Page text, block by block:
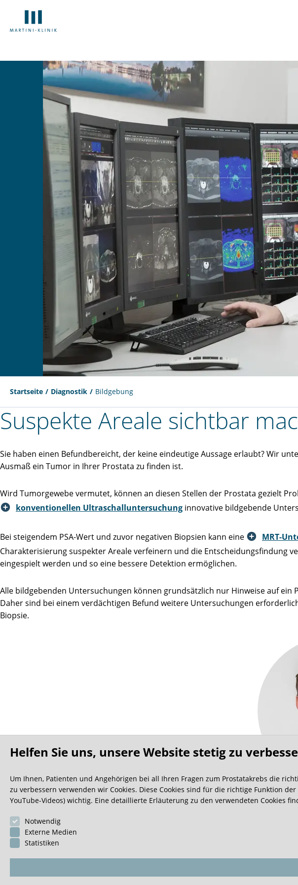
Startseite Diagnostik Bildgebung
Suspekte Areale sichtbar
Sie haben einen Befundbereicht, der keine eindeutige Aussage erlaubt? Wir
Ausmaß ein Tumor in Ihrer Prostata zu finden ist.
Wird Tumorgewebe vermutet, können an diesen Stellen der Prostata gezielt
konventionellen Ultraschalluntersuchung innovative bildgebende
Bei steigendem PSA-Wert und zuvor negativen Biopsien kann eine MRT-
Charakterisierung suspekter Areale verfeinern und die Entscheidungsfindung
eingespielt werden und so eine bessere Detektion ermöglichen.
Alle bildgebenden Untersuchungen können grundsätzlich nur Hinweise auf
Daher sind bei einem verdächtigen Befund weitere Untersuchungen
Biopsie.
Durch dieses Thema begleitet Sie
Prof. Dr. Georg Salomon
Mitglied der Faculty
Helfen Sie uns, unsere Website stetig zu
Um Ihnen, Patienten und Angehörigen bei all Ihren Fragen zum Prostatakrebs die
zu verbessern verwenden wir Cookies. Diese Cookies sind für die richtige Funktion
YouTube-Videos) wichtig. Eine detaillierte Erläuterung zu den verwendeten Cookies
Notwendig
Externe Medien
Statistiken